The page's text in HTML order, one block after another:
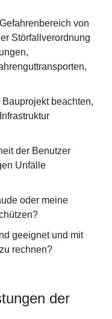
von
Störfallverordnung
beachten,
der Benutzer
Unfälle
oder meine
geeignet und mit
rechnen?
der